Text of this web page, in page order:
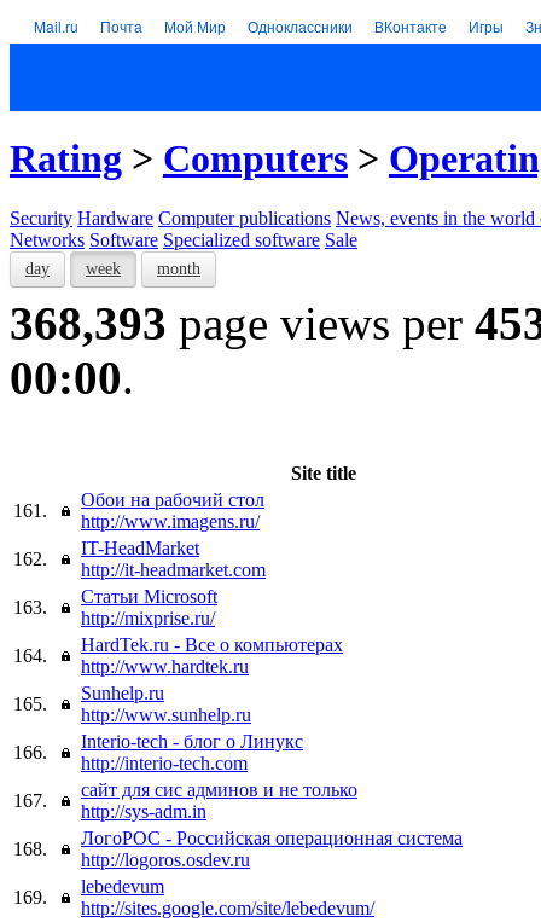
Mail.ru Почта Мой Мир Одноклассники ВКонтакте Игры
Rating > Computers >
Security Hardware Computer publications News, events in the world
Networks Software Specialized software Sale
day week month
368,393 page views per
00:00.
Site title
161.
Обои на рабочий стол
http://www.imagens.ru/
162.
IT-HeadMarket
http://it-headmarket.com
163.
Статьи Microsoft
http://mixprise.ru/
164.
HardTek.ru - Все о компьютерах
http://www.hardtek.ru
165.
Sunhelp.ru
http://www.sunhelp.ru
166.
Interio-tech - блог о Линукс
http://interio-tech.com
167.
сайт для сис админов и не только
http://sys-adm.in
168.
ЛогоРОС - Российская операционная система
http://logoros.osdev.ru
169.
lebedevum
http://sites.google.com/site/lebedevum/